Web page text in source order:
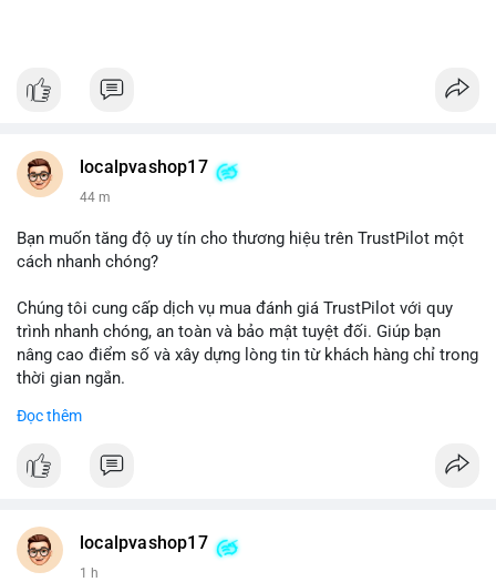
localpvashop17
44 m
Bạn muốn tăng độ uy tín cho thương hiệu trên TrustPilot một
cách nhanh chóng?
Chúng tôi cung cấp dịch vụ mua đánh giá TrustPilot với quy
trình nhanh chóng, an toàn và bảo mật tuyệt đối. Giúp bạn
nâng cao điểm số và xây dựng lòng tin từ khách hàng chỉ trong
thời gian ngắn.
Đặt hàng ngay hôm nay để nhận ưu đãi:
👉 Order tại: localpvashop
👉 Telegram: @localpvashop
👉 Email: localpvashop@gmail.com
Đọc thêm
localpvashop17
1 h